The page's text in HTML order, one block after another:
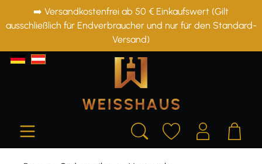
springen
➡️ Versandkostenfrei ab 50 € Einkaufswert (Gilt
ausschließlich für Endverbraucher und nur für den Standard-
Versand)